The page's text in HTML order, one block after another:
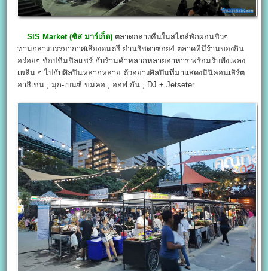
SIS Market (ซิส มาร์เก็ต) ตลาดกลางคืนในสไตล์พักผ่อนชิวๆ
ท่ามกลางบรรยากาศเสียงดนตรี ย่านรัชดาซอย4 ตลาดที่มีร้านของกิน
อร่อยๆ ช้อปชิมชิลแชร์ กับร้านค้าหลากหลายอาหาร พร้อมรับฟังเพลง
เพลิน ๆ ไปกับศิลปินหลากหลาย ตัวอย่างศิลปินที่มาแสดงมินิคอนเสิร์ต
อาธิเช่น , มุก-เบนซ์ ขมคอ , ออฟ กัน , DJ + Jetseter